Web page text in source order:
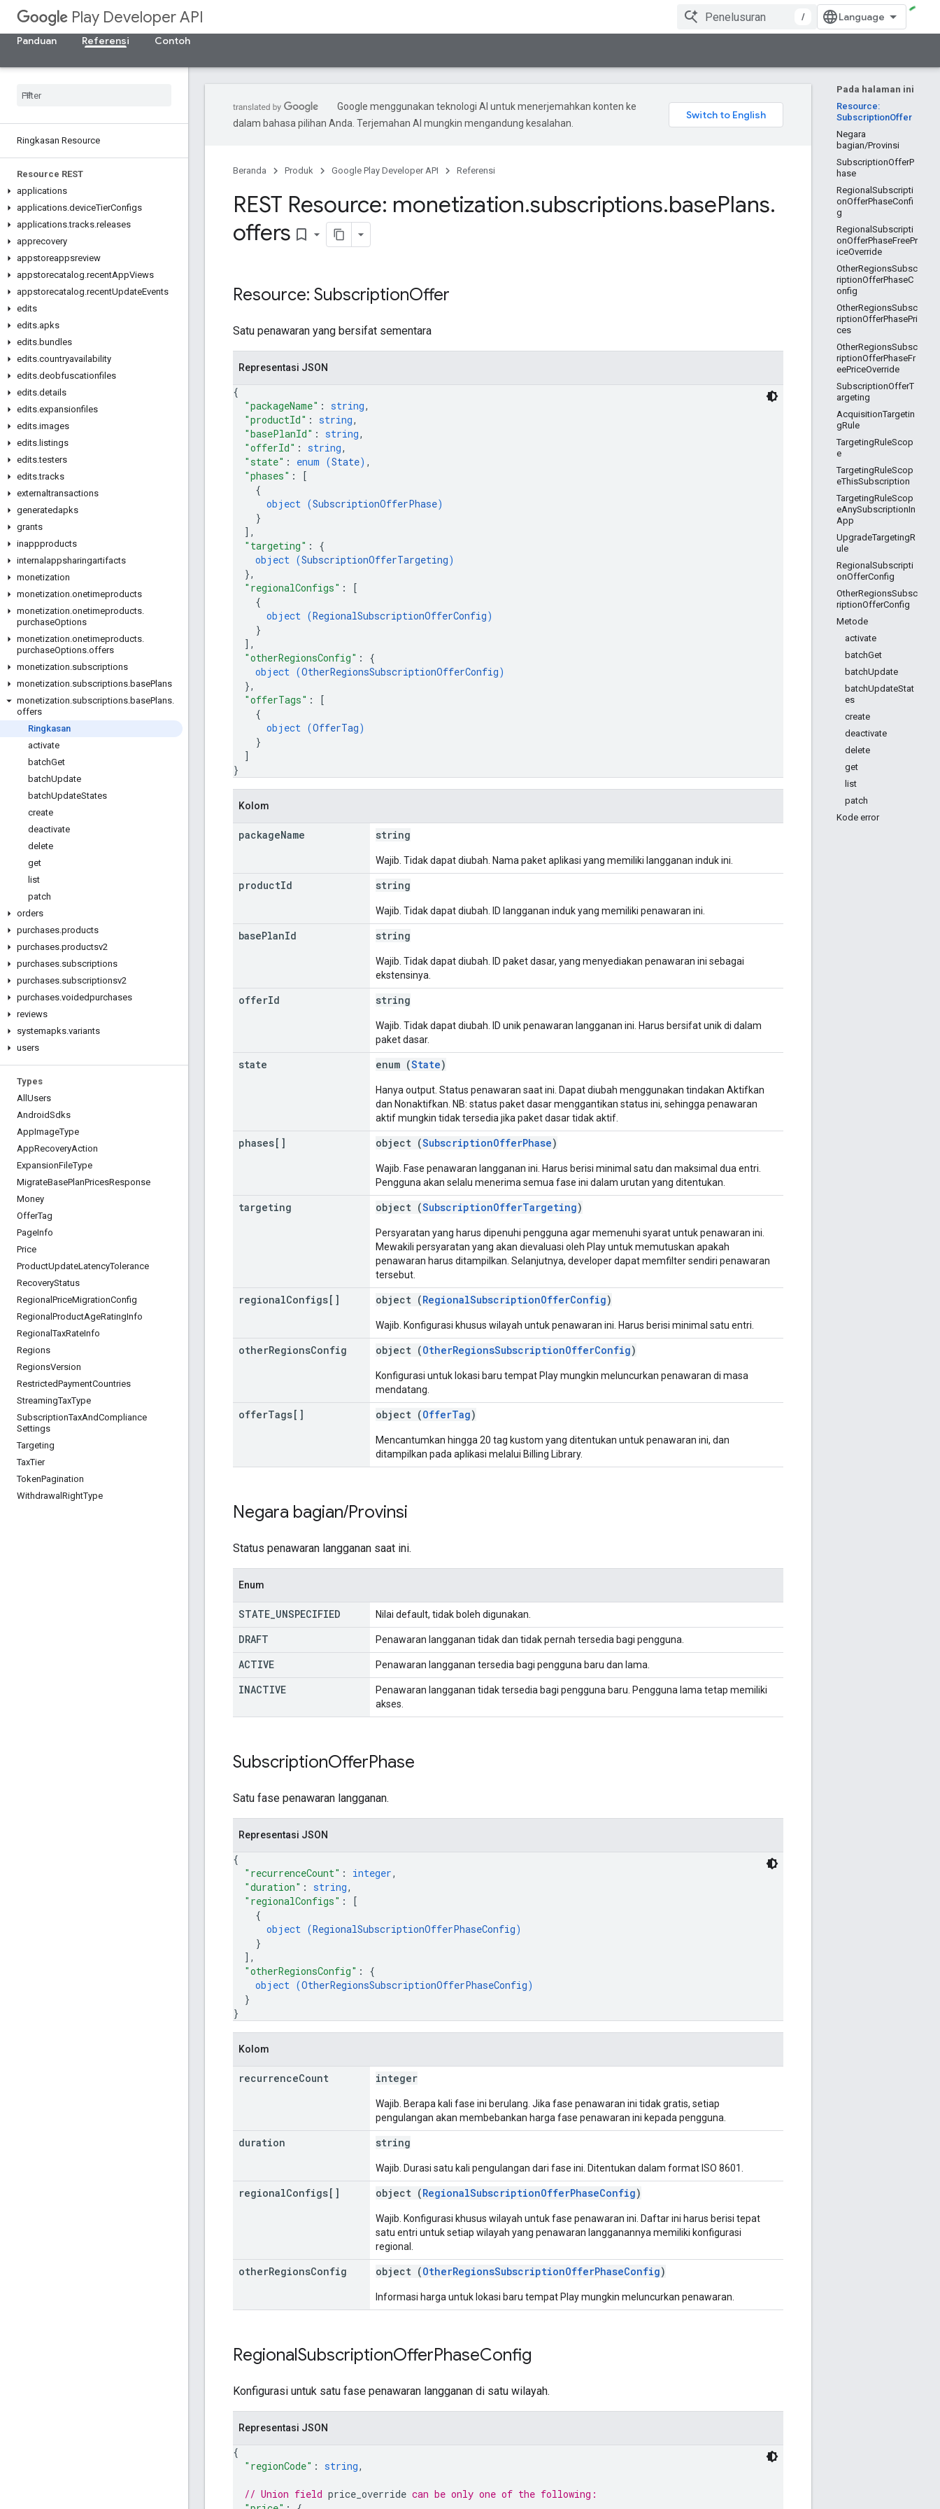
Play Developer API
/
Panduan
Referensi Contoh
Ringkasan Resource
Resource REST
applications
applications.deviceTierConfigs
applications.tracks.releases
apprecovery
appstoreappsreview
appstorecatalog.recentAppViews
appstorecatalog.recentUpdateEvents
edits
edits.apks
edits.bundles
edits.countryavailability
edits.deobfuscationfiles
edits.details
edits.expansionfiles
edits.images
edits. listings
edits.testers
edits.tracks
externaltransactions
generatedapks
grants
inappproducts
internalappsharingartifacts
monetization
monetization.onetimeproducts
monetization.onetimeproducts.
purchaseOptions
monetization.onetimeproducts.
purchaseOptions.offers
monetization.subscriptions
monetization.subscriptions.basePlans
monetization.subscriptions.basePlans.
offers
Ringkasan
activate
batchGet
batchUpdate
batchUpdateStates
create
deactivate
delete
get
list
patch
orders
purchases.products
purchases.productsv2
purchases.subscriptions
purchases.subscriptionsv2
purchases.voidedpurchases
reviews
systemapks.variants
users
Types
All Users
AndroidSdks
AppImageType
AppRecoveryAction
ExpansionFileType
MigrateBasePlanPricesResponse
Money
OfferTag
PageInfo
Price
ProductUpdateLatencyTolerance
RecoveryStatus
Regional PriceMigrationConfig
Regional ProductAgeRatingInfo
RegionalTaxRateInfo
Regions
RegionsVersion
RestrictedPaymentCountries
StreamingTaxType
SubscriptionTaxAndCompliance
Settings
Targeting
TaxTier
TokenPagination
Withdrawal RightType
Pada halaman ini
Resource:
SubscriptionOffer
Negara
bagian/Provinsi
SubscriptionOfferP
hase
RegionalSubscripti
onOfferPhaseConfi
g
RegionalSubscripti
onOfferPhaseFreePr
iceOverride
OtherRegionsSubsc
riptionOfferPhaseC
onfig
OtherRegionsSubsc
riptionOfferPhasePri
ces
OtherRegionsSubsc
riptionOfferPhaseFr
eePriceOverride
SubscriptionOfferT
argeting
AcquisitionTargetin
gRule
TargetingRuleScop
e
TargetingRuleScop
eThisSubscription
TargetingRuleScop
eAnySubscriptionIn
App
UpgradeTargetingR
ule
RegionalSubscripti
onOfferConfig
OtherRegionsSubsc
riptionOfferConfig
Metode
activate
batchGet
batchUpdate
batchUpdateStat
es
create
deactivate
delete
get
list
patch
Kode error
Google menggunakan teknologi AI untuk menerjemahkan konten ke
dalam bahasa pilihan Anda. Terjemahan AI mungkin mengandung kesalahan.
Beranda Produk Google Play Developer API Referensi
REST Resource: monetization.subscriptions.basePlans.
offers bookmark_border
Resource: SubscriptionOffer
Satu penawaran yang bersifat sementara
Representasi JSON
{
"packageName" : string,
"productId" : string,
"basePlanId" : string,
"offerId" : string,
"state" : enum (State) ,
"phases" :
[
{
object (SubscriptionOfferPhase)
}
] ,
"targeting" : {
object (SubscriptionOfferTargeting)
},
"regionalConfigs" :
[
{
object (RegionalSubscriptionOfferConfig)
}
] ,
"otherRegionsConfig" : {
object (OtherRegionsSubscriptionOfferConfig)
},
"offerTags" :
[
{
object (OfferTag)
}
]
}
Kolom
packageName string
Wajib. Tidak dapat diubah. Nama paket aplikasi yang memiliki langganan induk ini.
productId string
Wajib. Tidak dapat diubah. ID langganan induk yang memiliki penawaran ini.
basePlanId string
Wajib. Tidak dapat diubah. ID paket dasar, yang menyediakan penawaran ini sebagai
ekstensinya.
offerId string
Wajib. Tidak dapat diubah. ID unik penawaran langganan ini. Harus bersifat unik di dalam
paket dasar.
state enum (State)
Hanya output. Status penawaran saat ini. Dapat diubah menggunakan tindakan Aktifkan
dan Nonaktifkan. NB: status paket dasar menggantikan status ini, sehingga penawaran
aktif mungkin tidak tersedia jika paket dasar tidak aktif.
phases[] object (SubscriptionOfferPhase)
Wajib. Fase penawaran langganan ini. Harus berisi minimal satu dan maksimal dua entri.
Pengguna akan selalu menerima semua fase ini dalam urutan yang ditentukan.
targeting object (SubscriptionOfferTargeting)
Persyaratan yang harus dipenuhi pengguna agar memenuhi syarat untuk penawaran ini.
Mewakili persyaratan yang akan dievaluasi oleh Play untuk memutuskan apakah
penawaran harus ditampilkan. Selanjutnya, developer dapat memfilter sendiri penawaran
tersebut.
regionalConfigs[] object (RegionalSubscriptionOfferConfig)
Wajib. Konfigurasi khusus wilayah untuk penawaran ini. Harus berisi minimal satu entri.
otherRegionsConfig object (OtherRegionsSubscriptionOfferConfig)
Konfigurasi untuk lokasi baru tempat Play mungkin meluncurkan penawaran di masa
mendatang.
offerTags[] object (OfferTag)
Mencantumkan hingga 20 tag kustom yang ditentukan untuk penawaran ini, dan
ditampilkan pada aplikasi melalui Billing Library.
Negara bagian/Provinsi
Status penawaran langganan saat ini.
Enum
STATE UNSPECIFIED Nilai default, tidak boleh digunakan.
DRAFT Penawaran langganan tidak dan tidak pernah tersedia bagi pengguna.
ACTIVE Penawaran langganan tersedia bagi pengguna baru dan lama.
INACTIVE
Penawaran langganan tidak tersedia bagi pengguna baru. Pengguna lama tetap memiliki
akses.
SubscriptionOfferPhase
Satu fase penawaran langganan.
Representasi JSON
{
"recurrenceCount" : integer,
"duration" : string,
"regionalConfigs" :
[
{
object (RegionalSubscriptionOfferPhaseConfig)
}
] ,
"otherRegionsConfig" : {
object (OtherRegionsSubscriptionOfferPhaseConfig)
}
}
Kolom
recurrenceCount integer
Wajib. Berapa kali fase ini berulang. Jika fase penawaran ini tidak gratis, setiap
pengulangan akan membebankan harga fase penawaran ini kepada pengguna.
duration string
Wajib. Durasi satu kali pengulangan dari fase ini. Ditentukan dalam format ISO 8601.
regionalConfigs[] object (RegionalSubscriptionOfferPhaseConfig)
Wajib. Konfigurasi khusus wilayah untuk fase penawaran ini. Daftar ini harus berisi tepat
satu entri untuk setiap wilayah yang penawaran langganannya memiliki konfigurasi
regional.
otherRegionsConfig object (OtherRegionsSubscriptionOfferPhaseConfig)
Informasi harga untuk lokasi baru tempat Play mungkin meluncurkan penawaran.
RegionalSubscriptionOfferPhaseConfig
Konfigurasi untuk satu fase penawaran langganan di satu wilayah.
Representasi JSON
{
"regionCode" : string,
// Union field price_override can be only one of the following: